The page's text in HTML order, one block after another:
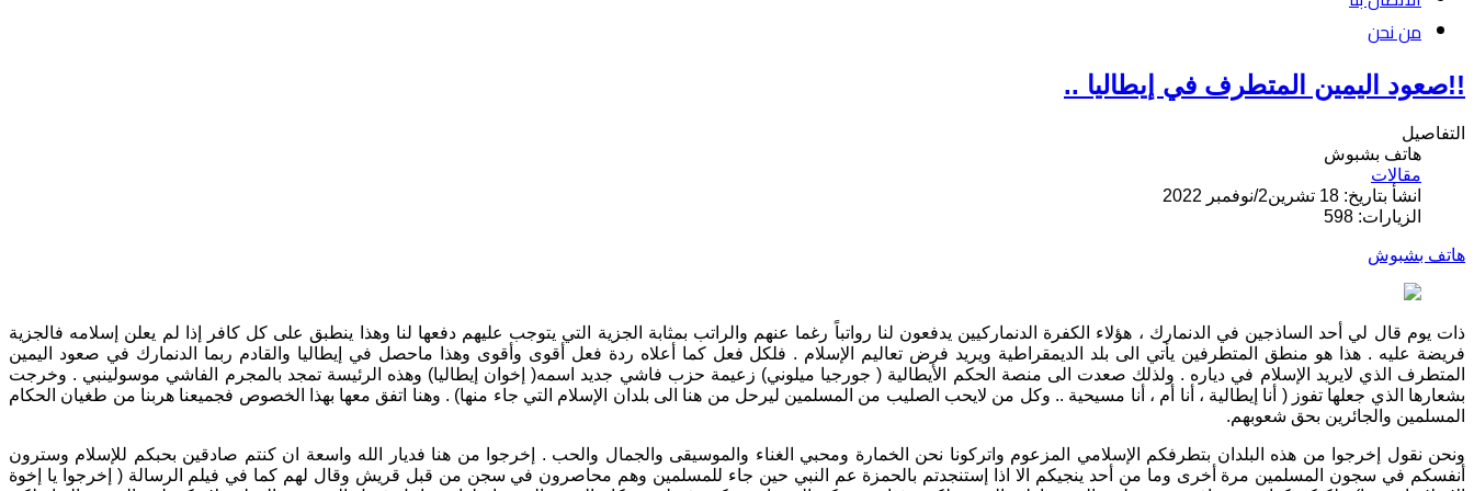
من نحن
!!صعود اليمين المتطرف في إيطاليا ..
التفاصيل
هاتف بشبوش
مقالات
انشأ بتاريخ: 18 تشرين2/نوفمبر 2022
الزيارات: 598
هاتف بشبوش
ذات يوم قال لي أحد الساذجين في الدنمارك ، هؤلاء الكفرة الدنماركيين يدفعون لنا رواتباً رغما عنهم والراتب بمثابة الجزية التي يتوجب عليهم دفعها لنا وهذا ينطبق على كل كافر إذا لم يعلن إسلامه فالجزية
فريضة عليه . هذا هو منطق المتطرفين يأتي الى بلد الديمقراطية ويريد فرض تعاليم الإسلام . فلكل فعل كما أعلاه ردة فعل أقوى وأقوى وهذا ماحصل في إيطاليا والقادم ربما الدنمارك في صعود اليمين
المتطرف الذي لايريد الإسلام في دياره . ولذلك صعدت الى منصة الحكم الأيطالية ( جورجيا ميلوني) زعيمة حزب فاشي جديد اسمه( إخوان إيطاليا) وهذه الرئيسة تمجد بالمجرم الفاشي موسولينبي . وخرجت
بشعارها الذي جعلها تفوز ( أنا إيطالية ، أنا أم ، أنا مسيحية .. وكل من لايحب الصليب من المسلمين ليرحل من هنا الى بلدان الإسلام التي جاء منها) . وهنا اتفق معها بهذا الخصوص فجميعنا هربنا من طغيان الحكام
المسلمين والجائرين بحق شعوبهم.
ونحن نقول إخرجوا من هذه البلدان بتطرفكم الإسلامي المزعوم واتركونا نحن الخمارة ومحبي الغناء والموسيقى والجمال والحب . إخرجوا من هنا فديار الله واسعة ان كنتم صادقين بحبكم للإسلام وسترون
أنفسكم في سجون المسلمين مرة أخرى وما من أحد ينجيكم الا اذا إستنجدتم بالحمزة عم النبي حين جاء للمسلمين وهم محاصرون في سجن من قبل قريش وقال لهم كما في فيلم الرسالة ( إخرجوا يا إخوة